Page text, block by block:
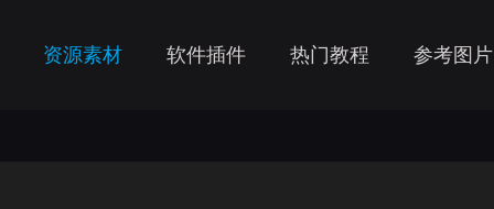
资源素材 软件插件 热门教程 参考图片